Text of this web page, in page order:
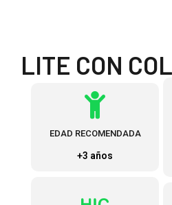
LITE CON
EDAD RECOMENDADA
+3 años